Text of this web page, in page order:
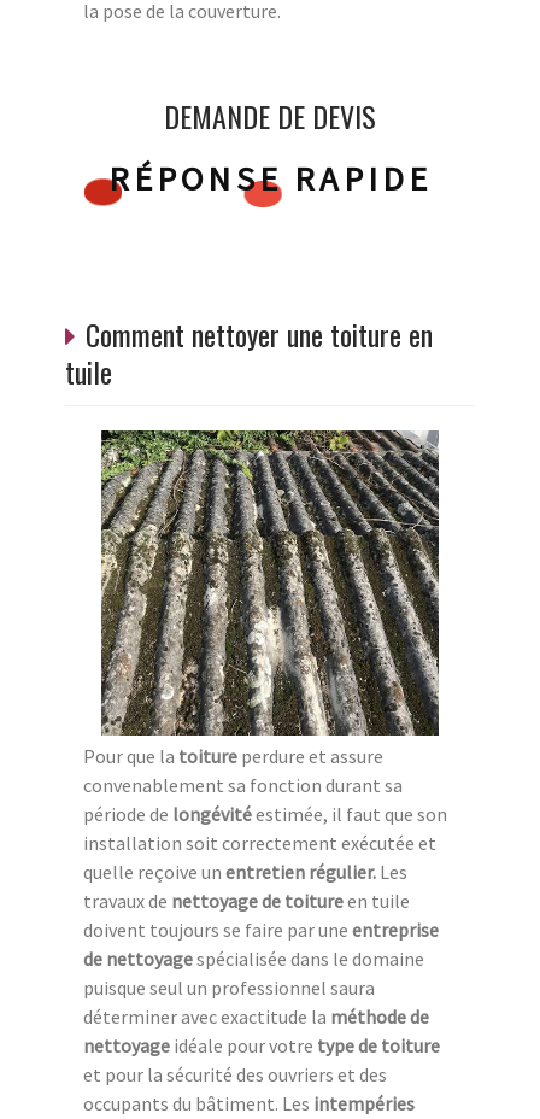
la pose de la couverture.
DEMANDE DE DEVIS
RÉPONSE RAPIDE
Comment nettoyer une toiture en
tuile
Pour que la toiture perdure et assure
convenablement sa fonction durant sa
période de longévitéestimée, il faut que son
installation soit correctement exécutée et
quelle reçoive un entretien régulier. Les
travaux de nettoyage de toitureen tuile
doivent toujours se faire par une entreprise
de nettoyagespécialisée dans le domaine
puisque seul un professionnel saura
déterminer avec exactitude la méthode de
nettoyage idéale pour votre type de toiture
et pour la sécurité des ouvriers et des
occupants du bâtiment. Les intempéries